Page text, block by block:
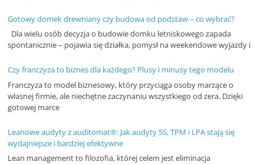
n
i
,
a
r
y
Gotowy domek drewniany czy budowa od podstaw – co wybrać?
Dla wielu osób decyzja o budowie domku letniskowego zapada
spontanicznie – pojawia się działka, pomysł na weekendowe wyjazdy i
Czy franczyza to biznes dla każdego? Plusy i minusy tego modelu
Franczyza to model biznesowy, który przyciąga osoby marzące o
własnej firmie, ale niechętne zaczynaniu wszystkiego od zera. Dzięki
gotowej marce
Leanowe audyty z auditomat®: Jak audyty 5S, TPM i LPA stają się
wydajniejsze i bardziej efektywne
Lean management to filozofia, której celem jest eliminacja